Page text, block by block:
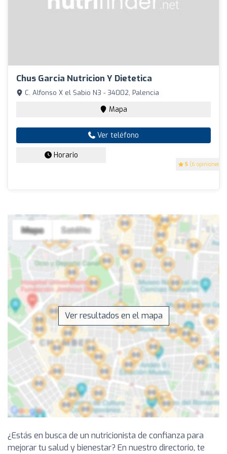
Chus Garcia Nutricion Y Dietetica
5 (6 opiniones)
C. Alfonso X el Sabio N3 - 34002, Palencia
Mapa
Ver teléfono
Horario
Ver resultados en el mapa
¿Estás en busca de un nutricionista de confianza para
mejorar tu salud y bienestar? En nuestro directorio, te